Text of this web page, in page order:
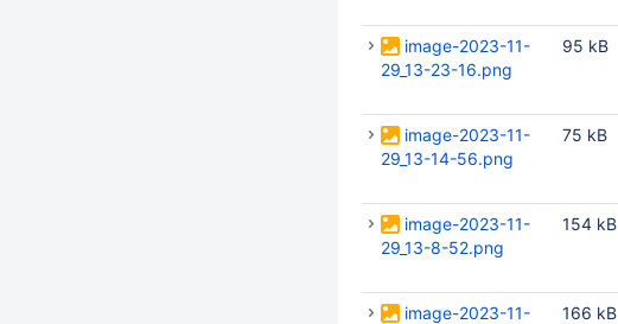
image-2023-11-
29_13-23-16.png
95 kB
image-2023-11-
29_13-14-56.png
75 kB
image-2023-11-
29_13-8-52.png
154 kB
image-2023-11-
166 kB